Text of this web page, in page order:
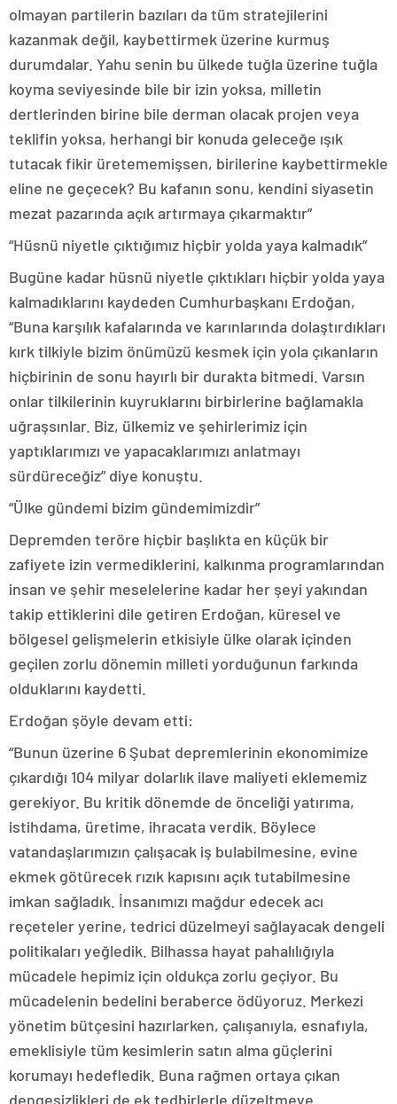
olmayan partilerin bazıları da tüm stratejilerini
kazanmak değil, kaybettirmek üzerine kurmuş
durumdalar. Yahu senin bu ülkede tuğla üzerine tuğla
koyma seviyesinde bile bir izin yoksa, milletin
dertlerinden birine bile derman olacak projen veya
teklifin yoksa, herhangi bir konuda geleceğe ışık
tutacak fikir üretememişsen, birilerine kaybettirmekle
eline ne geçecek? Bu kafanın sonu, kendini siyasetin
mezat pazarında açık artırmaya çıkarmaktır”
“Hüsnü niyetle çıktığımız hiçbir yolda yaya kalmadık”
Bugüne kadar hüsnü niyetle çıktıkları hiçbir yolda yaya
kalmadıklarını kaydeden Cumhurbaşkanı Erdoğan,
“Buna karşılık kafalarında ve karınlarında dolaştırdıkları
kırk tilkiyle bizim önümüzü kesmek için yola çıkanların
hiçbirinin de sonu hayırlı bir durakta bitmedi. Varsın
onlar tilkilerinin kuyruklarını birbirlerine bağlamakla
uğraşsınlar. Biz, ülkemiz ve şehirlerimiz için
yaptıklarımızı ve yapacaklarımızı anlatmayı
sürdüreceğiz” diye konuştu.
“Ülke gündemi bizim gündemimizdir”
Depremden teröre hiçbir başlıkta en küçük bir
zafiyete izin vermediklerini, kalkınma programlarından
insan ve şehir meselelerine kadar her şeyi yakından
takip ettiklerini dile getiren Erdoğan, küresel ve
bölgesel gelişmelerin etkisiyle ülke olarak içinden
geçilen zorlu dönemin milleti yorduğunun farkında
olduklarını kaydetti.
Erdoğan şöyle devam etti:
“Bunun üzerine 6 Şubat depremlerinin ekonomimize
çıkardığı 104 milyar dolarlık ilave maliyeti eklememiz
gerekiyor. Bu kritik dönemde de önceliği yatırıma,
istihdama, üretime, ihracata verdik. Böylece
vatandaşlarımızın çalışacak iş bulabilmesine, evine
ekmek götürecek rızık kapısını açık tutabilmesine
imkan sağladık. İnsanımızı mağdur edecek acı
reçeteler yerine, tedrici düzelmeyi sağlayacak dengeli
politikaları yeğledik. Bilhassa hayat pahalılığıyla
mücadele hepimiz için oldukça zorlu geçiyor. Bu
mücadelenin bedelini beraberce ödüyoruz. Merkezi
yönetim bütçesini hazırlarken, çalışanıyla, esnafıyla,
emeklisiyle tüm kesimlerin satın alma güçlerini
korumayı hedefledik. Buna rağmen ortaya çıkan
dengesizlikleri de ek tedbirlerle düzeltmeye